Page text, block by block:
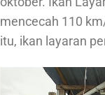
mencecah 110
itu, ikan layaran